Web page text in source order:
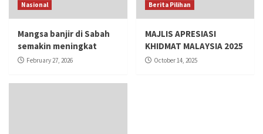
Nasional
Mangsa banjir di Sabah
semakin meningkat
February 27, 2026
Berita Pilihan
MAJLIS APRESIASI
KHIDMAT MALAYSIA 2025
October 14, 2025